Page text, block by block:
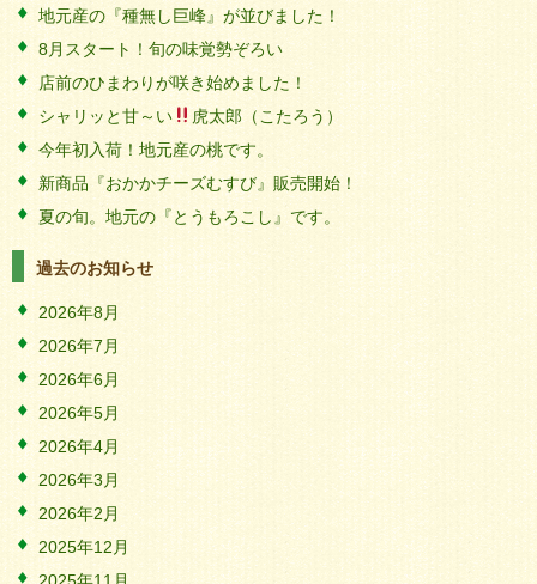
地元産の『種無し巨峰』が並びました！
8月スタート！旬の味覚勢ぞろい
店前のひまわりが咲き始めました！
シャリッと甘～い
虎太郎（こたろう）
今年初入荷！地元産の桃です。
新商品『おかかチーズむすび』販売開始！
夏の旬。地元の『とうもろこし』です。
過去のお知らせ
2026年8月
2026年7月
2026年6月
2026年5月
2026年4月
2026年3月
2026年2月
2025年12月